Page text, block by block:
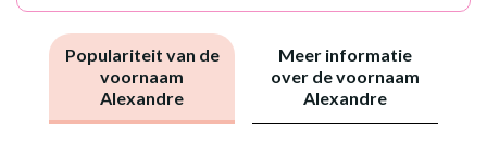
Populariteit van de
voornaam
Alexandre
Meer informatie
over de voornaam
Alexandre